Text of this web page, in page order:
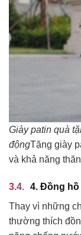
Giày patin quà
độngTặng giày
và khả năng
4. Đồng
Thay vì những
thường thích